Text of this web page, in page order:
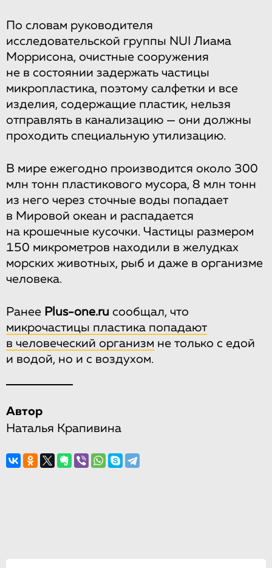
По словам руководителя
исследовательской группы NUI Лиама
Моррисона, очистные сооружения
не в состоянии задержать частицы
микропластика, поэтому салфетки и все
изделия, содержащие пластик, нельзя
отправлять в канализацию — они должны
проходить специальную утилизацию.
В мире ежегодно производится около 300
млн тонн пластикового мусора, 8 млн тонн
из него через сточные воды попадает
в Мировой океан и распадается
на крошечные кусочки. Частицы размером
150 микрометров находили в желудках
морских животных, рыб и даже в организме
человека.
Ранее Plus-one.ru сообщал, что
микрочастицы пластика попадают
в человеческий организм не только с едой
и водой, но и с воздухом.
Автор
Наталья Крапивина